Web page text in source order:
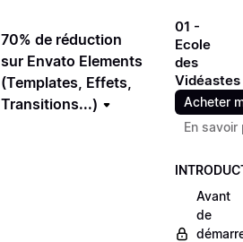
70% de réduction
sur Envato Elements
(Templates, Effets,
Transitions...)
01 -
Ecole
des
Vidéastes
Acheter
En savoir
Avant
de